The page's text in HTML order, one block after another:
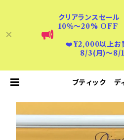
クリアランスセール
10％〜20% OFF
❤️¥2,000以上お
8/3(月)〜8/
ブティック デ